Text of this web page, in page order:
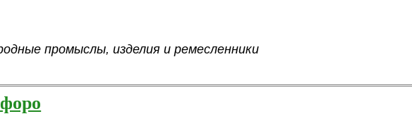
промыслы, изделия и ремесленники